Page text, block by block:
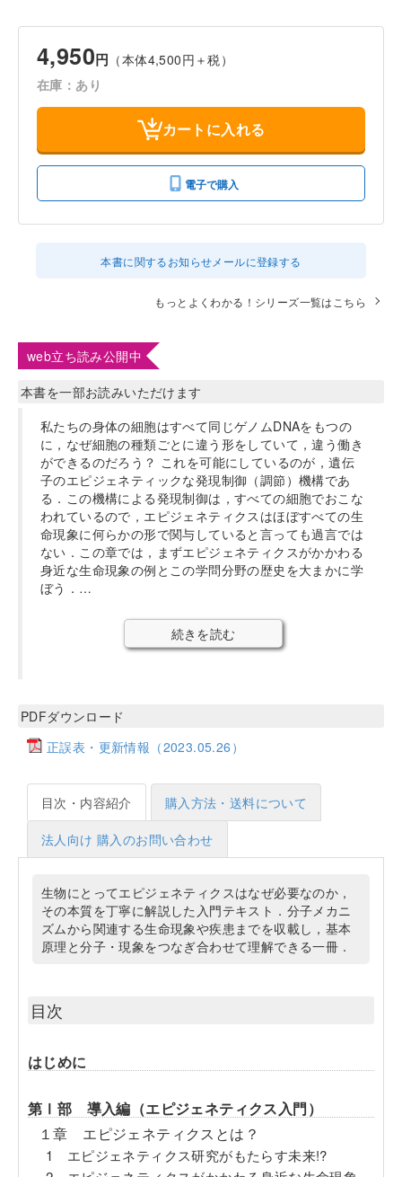
4,950円 （本体4,500円＋税）
在庫：あり
カートに入れる
電子で購入
本書に関するお知らせメールに登録する
もっとよくわかる！シリーズ一覧はこちら
web立ち読み公開中
本書を一部お読みいただけます
私たちの身体の細胞はすべて同じゲノムDNAをもつの
に，なぜ細胞の種類ごとに違う形をしていて，違う働き
ができるのだろう？ これを可能にしているのが，遺伝
子のエピジェネティックな発現制御（調節）機構であ
る．この機構による発現制御は，すべての細胞でおこな
われているので，エピジェネティクスはほぼすべての生
命現象に何らかの形で関与していると言っても過言では
ない．この章では，まずエピジェネティクスがかかわる
身近な生命現象の例とこの学問分野の歴史を大まかに学
ぼう．…
続きを読む
PDFダウンロード
正誤表・更新情報（2023.05.26）
目次・内容紹介 購入方法・送料について
法人向け 購入のお問い合わせ
生物にとってエピジェネティクスはなぜ必要なのか，
その本質を丁寧に解説した入門テキスト．分子メカニ
ズムから関連する生命現象や疾患までを収載し，基本
原理と分子・現象をつなぎ合わせて理解できる一冊．
目次
はじめに
第Ⅰ部 導入編（エピジェネティクス入門）
１章 エピジェネティクスとは？
1 エピジェネティクス研究がもたらす未来!?